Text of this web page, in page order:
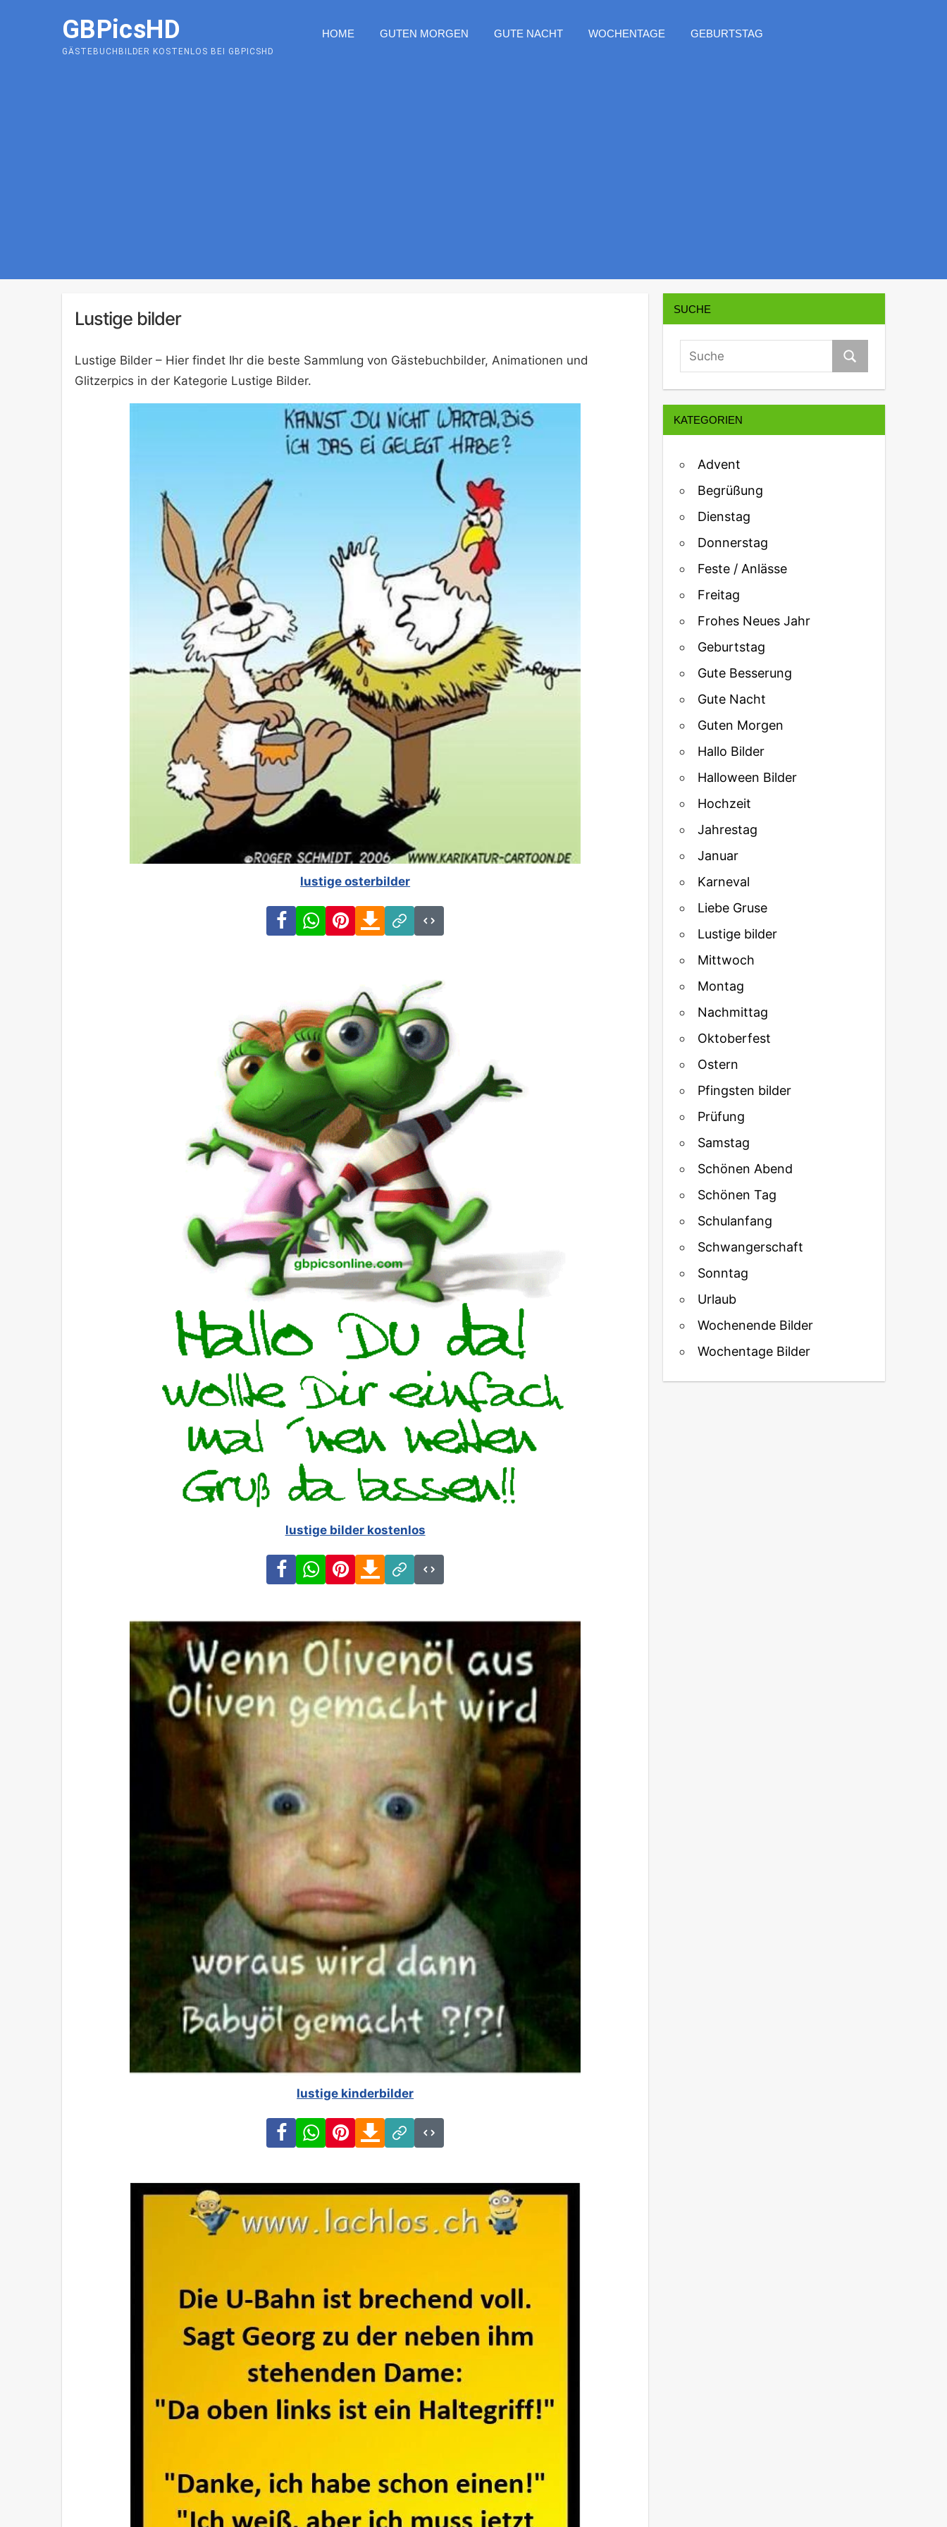
GBPicsHD
GÄSTEBUCHBILDER KOSTENLOS BEI GBPICSHD
HOME GUTEN MORGEN GUTE NACHT WOCHENTAGE GEBURTSTAG
Lustige bilder
Lustige Bilder – Hier findet Ihr die beste Sammlung von Gästebuchbilder, Animationen und
Glitzerpics in der Kategorie Lustige Bilder.
lustige osterbilder
FacebookWhatsAppPinterestDownload
Link
lustige bilder kostenlos
FacebookWhatsAppPinterestDownload
Link
lustige kinderbilder
FacebookWhatsAppPinterestDownload
Link
SUCHE
KATEGORIEN
Advent
Begrüßung
Dienstag
Donnerstag
Feste / Anlässe
Freitag
Frohes Neues Jahr
Geburtstag
Gute Besserung
Gute Nacht
Guten Morgen
Hallo Bilder
Halloween Bilder
Hochzeit
Jahrestag
Januar
Karneval
Liebe Gruse
Lustige bilder
Mittwoch
Montag
Nachmittag
Oktoberfest
Ostern
Pfingsten bilder
Prüfung
Samstag
Schönen Abend
Schönen Tag
Schulanfang
Schwangerschaft
Sonntag
Urlaub
Wochenende Bilder
Wochentage Bilder